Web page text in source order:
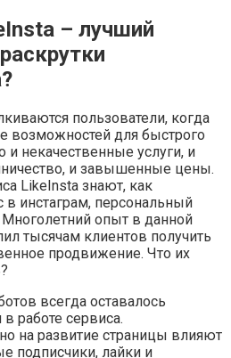
– лучший
пользователи, когда
возможностей для быстрого
и некачественные услуги, и
и завышенные цены.
LikeInsta знают, как
в инстаграм, персональный
Многолетний опыт в данной
тысячам клиентов получить
продвижение. Что их
всегда оставалось
работе сервиса.
на развитие страницы влияют
подписчики, лайки и